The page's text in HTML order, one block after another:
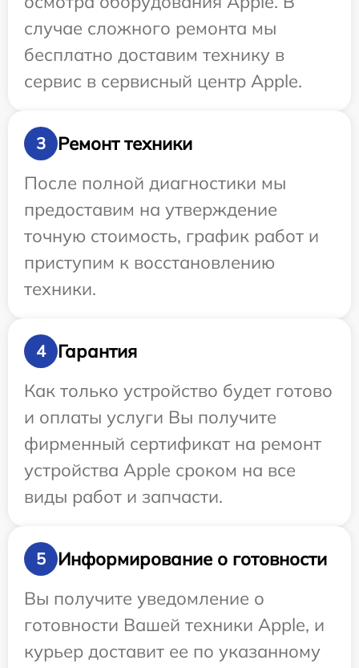
случае сложного ремонта мы
бесплатно доставим технику в
сервис в сервисный центр Apple.
3
Ремонт техники
После полной диагностики мы
предоставим на утверждение
точную стоимость, график работ и
приступим к восстановлению
техники.
4
Гарантия
Как только устройство будет готово
и оплаты услуги Вы получите
фирменный сертификат на ремонт
устройства Apple сроком на все
виды работ и запчасти.
5
Информирование о готовности
Вы получите уведомление о
готовности Вашей техники Apple, и
курьер доставит ее по указанному